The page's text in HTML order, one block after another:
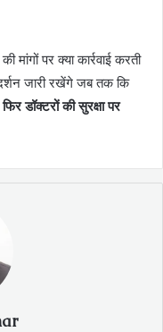
मांगों पर क्या कार्रवाई करती
जारी रखेंगे जब तक कि
डॉक्टरों की सुरक्षा पर